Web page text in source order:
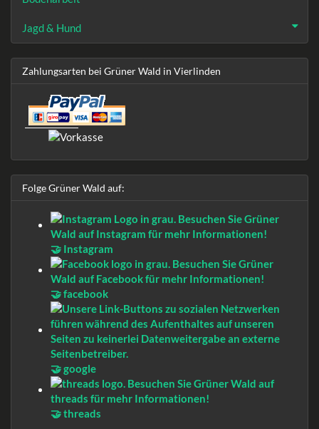
Jagd & Hund
Zahlungsarten bei Grüner Wald in Vierlinden
Folge Grüner Wald auf:
🤝 Instagram
🤝 facebook
🤝 google
🤝 threads